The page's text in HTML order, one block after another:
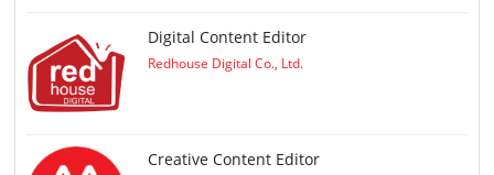
Digital Content Editor
Redhouse Digital Co., Ltd.
Creative Content Editor